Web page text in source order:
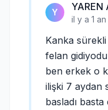
Y YAREN
il y a 1 an
Kanka
felan
ben erkek o
ilişki 7 aydan
basladı